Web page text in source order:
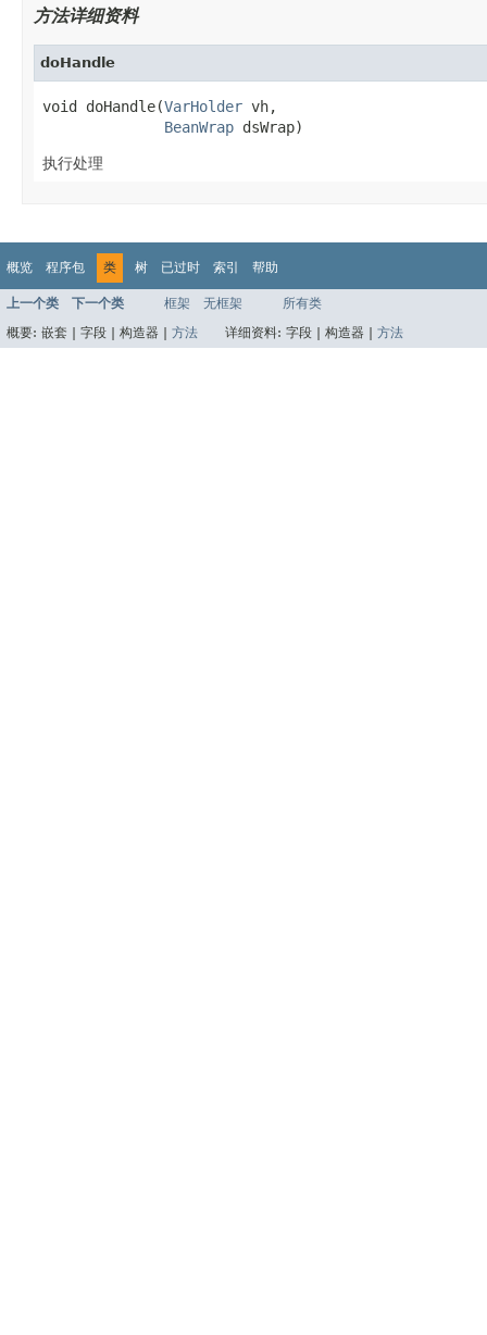
方法详细资料
doHandle
void doHandle(VarHolder vh,
BeanWrap dsWrap)
执行处理
概览 程序包 类 树 已过时 索引 帮助
上一个类 下一个类 框架 无框架
所有类
概要: 嵌套 | 字段 | 构造器 | 方法 详细资料: 字段 | 构造器 | 方法